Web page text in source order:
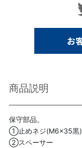
商品説明
保守部品。
①止めネジ(M6x35黒)
②スペーサー